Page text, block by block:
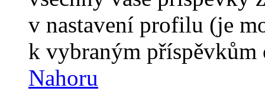
v nastavení profilu (je
k vybraným příspěvkům
Nahoru